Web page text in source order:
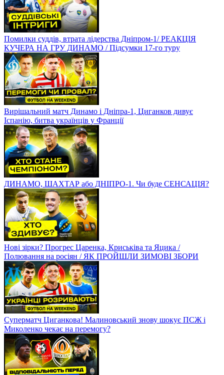
Помилки суддів, втрата лідерства Дніпром-1/ РЕАКЦІЯ
КУЧЕРА НА ГРУ ДИНАМО / Підсумки 17-го туру
Вирішальний матч Динамо і Дніпра-1, Циганков дивує
Іспанію, битва українців у Франції
ДИНАМО, ШАХТАР або ДНІПРО-1. Чи буде СЕНСАЦІЯ?
Нові зірки? Прогрес Царенка, Криськіва та Яцика /
Полювання на росіян / ЯК ПРОЙШЛИ ЗИМОВІ ЗБОРИ
Суперматч Циганкова! Малиновський знову шокує ПСЖ і
Миколенко чекає на перемогу?